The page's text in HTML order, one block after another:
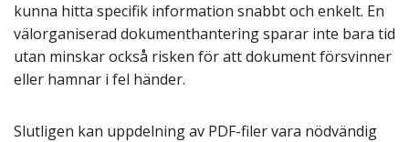
kunna hitta specifik information snabbt och enkelt. En
välorganiserad dokumenthantering sparar inte bara tid
utan minskar också risken för att dokument försvinner
eller hamnar i fel händer.
Slutligen kan uppdelning av PDF-filer vara nödvändig